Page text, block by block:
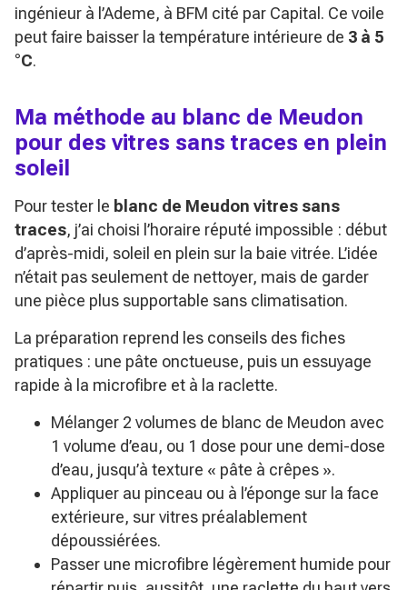
ingénieur à l’Ademe, à BFM cité par Capital. Ce voile
peut faire baisser la température intérieure de 3 à 5
°C.
Ma méthode au blanc de Meudon
pour des vitres sans traces en plein
soleil
Pour tester le blanc de Meudon vitres sans
traces, j’ai choisi l’horaire réputé impossible : début
d’après-midi, soleil en plein sur la baie vitrée. L’idée
n’était pas seulement de nettoyer, mais de garder
une pièce plus supportable sans climatisation.
La préparation reprend les conseils des fiches
pratiques : une pâte onctueuse, puis un essuyage
rapide à la microfibre et à la raclette.
Mélanger 2 volumes de blanc de Meudon avec
1 volume d’eau, ou 1 dose pour une demi-dose
d’eau, jusqu’à texture « pâte à crêpes ».
Appliquer au pinceau ou à l’éponge sur la face
extérieure, sur vitres préalablement
dépoussiérées.
Passer une microfibre légèrement humide pour